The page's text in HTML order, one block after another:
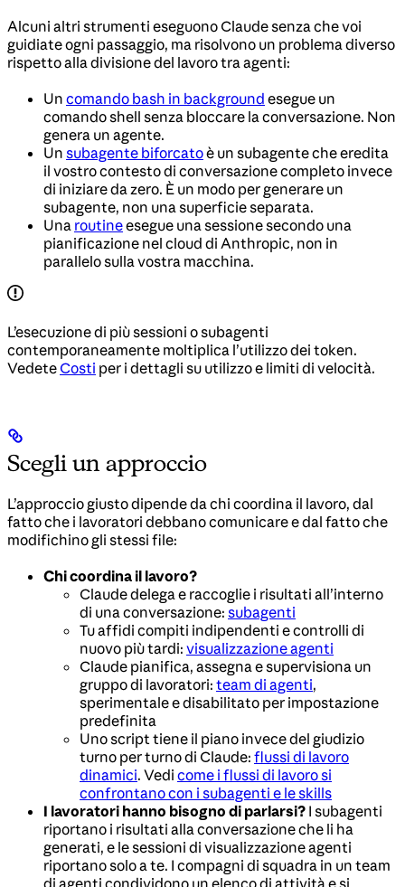
Alcuni altri strumenti eseguono Claude senza che voi
guidiate ogni passaggio, ma risolvono un problema diverso
rispetto alla divisione del lavoro tra agenti:
Un comando bash in background esegue un
comando shell senza bloccare la conversazione. Non
genera un agente.
Un subagente biforcatoè un subagente che eredita
il vostro contesto di conversazione completo invece
di iniziare da zero. È un modo per generare un
subagente, non una superficie separata.
Una routineesegue una sessione secondo una
pianificazione nel cloud di Anthropic, non in
parallelo sulla vostra macchina.
L’esecuzione di più sessioni o subagenti
contemporaneamente moltiplica l’utilizzo dei token.
VedeteCosti per i dettagli su utilizzo e limiti di velocità.
Scegli un approccio
L’approccio giusto dipende da chi coordina il lavoro, dal
fatto che i lavoratori debbano comunicare e dal fatto che
modifichino gli stessi file:
Chi coordina il lavoro?
Claude delega e raccoglie i risultati all’interno
di una conversazione: subagenti
Tu affidi compiti indipendenti e controlli di
nuovo più tardi: visualizzazione agenti
Claude pianifica, assegna e supervisiona un
gruppo di lavoratori: team di agenti,
sperimentale e disabilitato per impostazione
predefinita
Uno script tiene il piano invece del giudizio
turno per turno di Claude: flussi di lavoro
dinamici. Vedi come i flussi di lavoro si
confrontano con i subagenti e le skills
I lavoratori hanno bisogno di parlarsi? I subagenti
riportano i risultati alla conversazione che li ha
generati, e le sessioni di visualizzazione agenti
riportano solo a te. I compagni di squadra in un team
di agenti condividono un elenco di attività e si